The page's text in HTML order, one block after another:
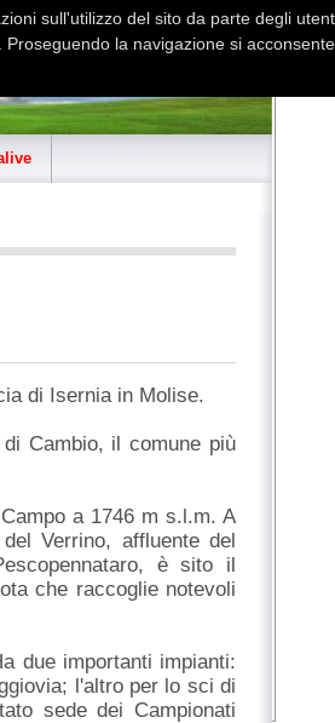
di Isernia in Molise.
Cambio, il comune più
a 1746 m s.l.m. A
Verrino, affluente del
è sito il
che raccoglie notevoli
due importanti impianti:
l'altro per lo sci di
sede dei Campionati
sull'utilizzo del sito da parte degli
la navigazione si